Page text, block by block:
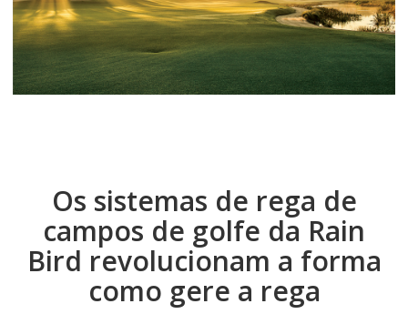
Os sistemas de rega de
campos de golfe da Rain
Bird revolucionam a forma
como gere a rega